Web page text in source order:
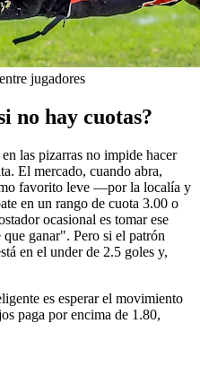
jugadores
no hay cuotas?
las pizarras no impide hacer
El mercado, cuando abra,
favorito leve —por la localía y
en un rango de cuota 3.00 o
ocasional es tomar ese
ganar". Pero si el patrón
en el under de 2.5 goles y,
es esperar el movimiento
paga por encima de 1.80,